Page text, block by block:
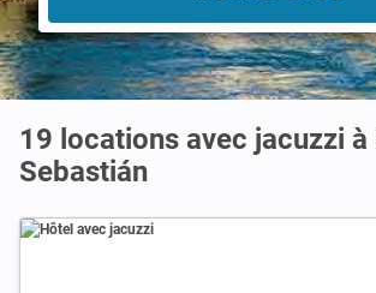
19 locations avec jacuzzi à
Sebastián